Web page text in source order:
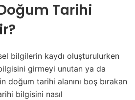
Tarihi
bilgilerin kaydı oluşturulurken
girmeyi unutan ya da
doğum tarihi alanını boş bırakan
bilgisini nasıl